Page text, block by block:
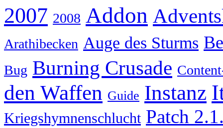
2007 2008 Addon
Arathibecken Auge des Sturms
Bug Burning Crusade
den Waffen Guide Instanz
Kriegshymnenschlucht Patch